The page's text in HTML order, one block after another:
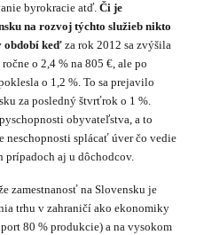
byrokracie atď. Či je
na rozvoj týchto služieb nikto
období keď za rok 2012 sa zvýšila
o 2,4 % na 805 €, ale po
o 1,2 %. To sa prejavilo
za posledný štvrťrok o 1 %.
obyvateľstva, a to
neschopnosti splácať úver čo vedie
aj u dôchodcov.
zamestnanosť na Slovensku je
trhu v zahraničí ako ekonomiky
80 % produkcie) a na vysokom